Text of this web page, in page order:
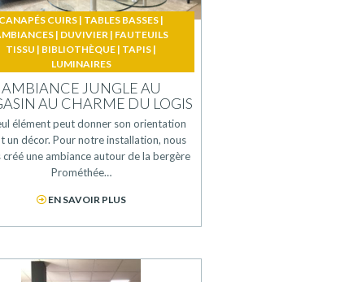
CANAPÉS CUIRS | TABLES BASSES |
| DUVIVIER | FAUTEUILS
TISSU | BIBLIOTHÈQUE | TAPIS |
LUMINAIRES
AMBIANCE JUNGLE AU
AU CHARME DU LOGIS
élément peut donner son orientation
un décor. Pour notre installation, nous
créé une ambiance autour de la bergère
Prométhée…
EN SAVOIR PLUS